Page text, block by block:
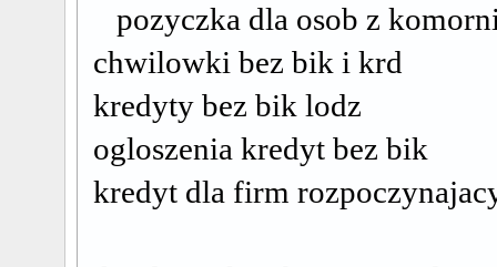
pozyczka dla osob z
chwilowki bez bik i krd
kredyty bez bik lodz
ogloszenia kredyt bez bik
kredyt dla firm